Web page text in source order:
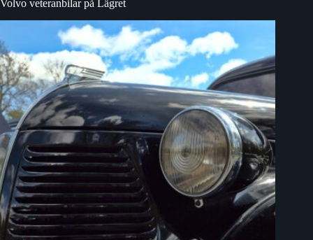
Volvo veteranbilar på Lägret